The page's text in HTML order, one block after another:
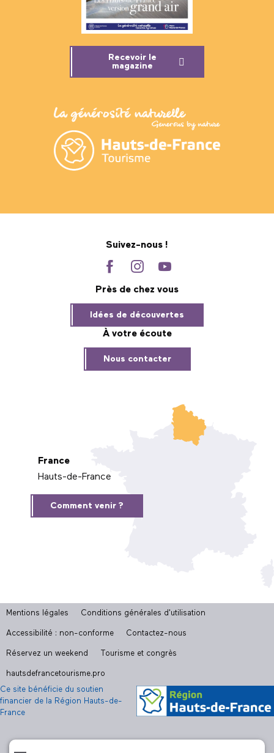
Recevoir le
magazine
Suivez-nous !
Près de chez vous
Idées de découvertes
À votre écoute
Nous contacter
France
Hauts-de-France
Comment venir ?
Mentions légales Conditions générales d'utilisation
Accessibilité : non-conforme Contactez-nous
Réservez un weekend Tourisme et congrès
hautsdefrancetourisme.pro
Ce site bénéficie du soutien
financier de la Région Hauts-de-
France